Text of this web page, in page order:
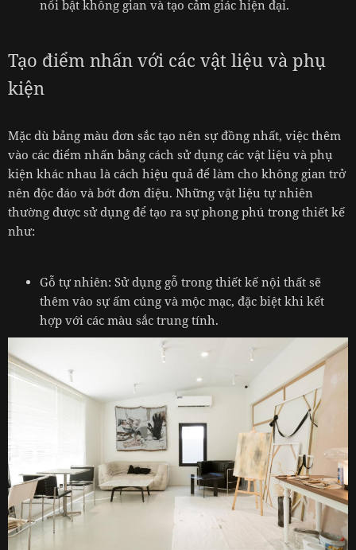
nổi bật không gian và tạo cảm giác hiện đại.
Tạo điểm nhấn với các vật liệu và phụ
kiện
Mặc dù bảng màu đơn sắc tạo nên sự đồng nhất, việc thêm
vào các điểm nhấn bằng cách sử dụng các vật liệu và phụ
kiện khác nhau là cách hiệu quả để làm cho không gian trở
nên độc đáo và bớt đơn điệu. Những vật liệu tự nhiên
thường được sử dụng để tạo ra sự phong phú trong thiết kế
như:
Gỗ tự nhiên: Sử dụng gỗ trong thiết kế nội thất sẽ
thêm vào sự ấm cúng và mộc mạc, đặc biệt khi kết
hợp với các màu sắc trung tính.